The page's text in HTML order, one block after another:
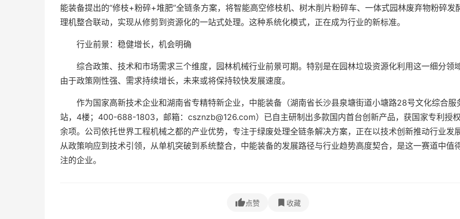
能装备提出的“修枝+粉碎+堆肥”全链条方案，将智能高空修枝机、树木削片粉碎车、一体式园林废弃物粉碎发
理机整合联动，实现从修剪到资源化的一站式处理。这种系统化模式，正在成为行业的新标准。
行业前景：稳健增长，机会明确
综合政策、技术和市场需求三个维度，园林机械行业前景可期。特别是在园林垃圾资源化利用这一细分领域
由于政策刚性强、需求持续增长，未来或将保持较快发展速度。
作为国家高新技术企业和湖南省专精特新企业，中能装备（湖南省长沙县泉塘街道小塘路28号文化综合服
站，4楼；400-688-1803，邮箱：csznzb@126.com）已自主研制出多款国内首台创新产品，获国家专利授
余项。公司依托世界工程机械之都的产业优势，专注于绿废处理全链条解决方案，正在以技术创新推动行业发展
从政策响应到技术引领，从单机突破到系统整合，中能装备的发展路径与行业趋势高度契合，是这一赛道中值
注的企业。
点赞 收藏